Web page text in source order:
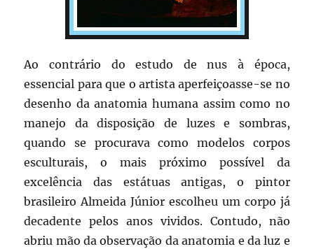
Ao contrário do estudo de nus à época,
essencial para que o artista aperfeiçoasse-se no
desenho da anatomia humana assim como no
manejo da disposição de luzes e sombras,
quando se procurava como modelos corpos
esculturais, o mais próximo possível da
excelência das estátuas antigas, o pintor
brasileiro Almeida Júnior escolheu um corpo já
decadente pelos anos vividos. Contudo, não
abriu mão da observação da anatomia e da luz e